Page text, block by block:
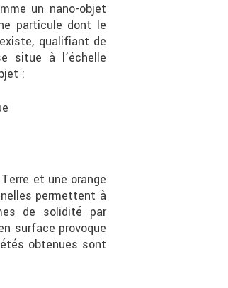
un nano-objet
particule dont le
qualifiant de
situe à l’échelle
:
et une orange
permettent à
de solidité par
surface provoque
obtenues sont